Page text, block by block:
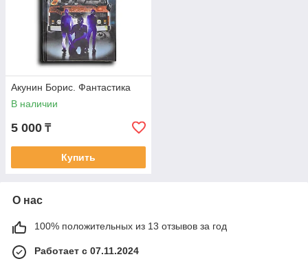
Акунин Борис. Фантастика
В наличии
5 000 ₸
Купить
О нас
100% положительных из 13 отзывов за год
Работает с 07.11.2024